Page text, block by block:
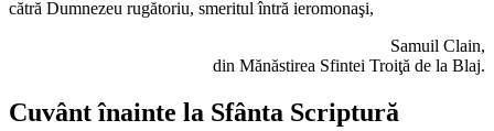
cătră Dumnezeu rugătoriu, smeritul întră ieromonaşi,
Samuil Clain,
din Mănăstirea Sfintei Troiţă de la Blaj.
Cuvânt înainte la Sfânta Scriptură